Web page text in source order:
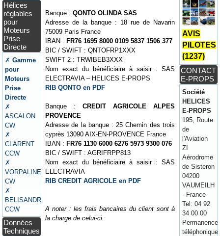
Hélices
réglables
pour
Moteurs
Prise
Directe
✗Gamme
pour
Moteurs
Prise
Directe
✗
ASCALON
CW
✗
CLARENT
CCW
✗
VORPALINE
CW
✗
BELISANDRE
CCW
Données
Techniques
Banque :QONTO OLINDA SAS
Adresse de la banque : 18 rue de Navarin
75009 Paris France
IBAN : FR76 1695 8000 0109 5837 1506 377
BIC / SWIFT : QNTOFRP1XXX
SWIFT 2 : TRWIBEB3XXX
Nom exact du bénéficiaire à saisir : SAS
ELECTRAVIA – HELICES E-PROPS
RIB QONTO en PDF
Banque : CREDIT AGRICOLE ALPES
PROVENCE
Adresse de la banque : 25 Chemin des trois
cyprès 13090 AIX-EN-PROVENCE France
IBAN : FR76 1130 6000 6276 5973 9300 076
BIC / SWIFT : AGRIFRPP813
Nom exact du bénéficiaire à saisir : SAS
ELECTRAVIA
RIB CREDIT AGRICOLE en PDF
A noter : les frais bancaires du client sont à
la charge de celui-ci.
AVIS
PILOTES
(1237)
CONTACT
E-PROPS
Société
HELICES
E-PROPS
195, Route
de
l'Aviation
ZI
Aérodrome
de Sisteron
04200
VAUMEILH
- France
Tel: 04 92
34 00 00
Permanence
téléphonique